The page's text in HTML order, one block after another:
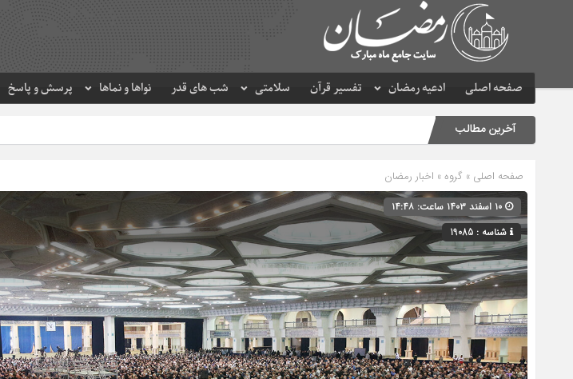
صفحه اصلی ادعیه رمضان تفسیر قرآن سلامتی شب های قدر نواها و نماها پرسش و پاسخ
آخرین مطالب
صفحه اصلی » گروه » اخبار رمضان
شناسه : 19085